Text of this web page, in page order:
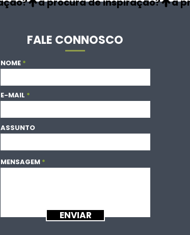
FALE CONNOSCO
NOME
E-MAIL
ASSUNTO
MENSAGEM
ENVIAR